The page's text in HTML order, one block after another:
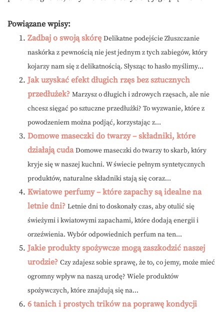
Powiązane wpisy:
Zadbaj o swoją skórę Delikatne podejście Złuszczanie
naskórka z pewnością nie jest jednym z tych zabiegów, który
kojarzy nam się z delikatnością. Słysząc to hasło myślimy...
Jak uzyskać efekt długich rzęs bez sztucznych
przedłużek? Marzysz o długich i zdrowych rzęsach, ale nie
chcesz sięgać po sztuczne przedłużki? To wyzwanie, które z
powodzeniem można podjąć, korzystając z...
Domowe maseczki do twarzy – składniki, które
działają cuda Domowe maseczki do twarzy to skarb, który
kryje się w naszej kuchni. W świecie pełnym syntetycznych
produktów, naturalne składniki stają się coraz...
Kwiatowe perfumy – które zapachy są idealne na
letnie dni? Letnie dni to doskonały czas, aby otulić się
świeżymi i kwiatowymi zapachami, które dodają energii i
orzeźwienia. Wybór odpowiednich perfum na ten...
Jakie produkty spożywcze mogą zaszkodzić naszej
urodzie? Czy zdajesz sobie sprawę, że to, co jemy, może mieć
ogromny wpływ na naszą urodę? Wiele produktów
spożywczych, które znajdują się na...
6 tanich i prostych trików na poprawę kondycji